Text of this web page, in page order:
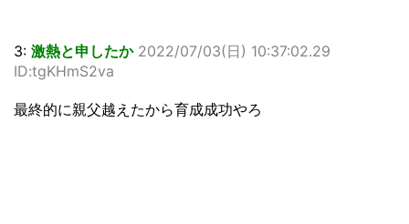
3: 激熱と申したか 2022/07/03(日) 10:37:02.29
ID:tgKHmS2va
最終的に親父越えたから育成成功やろ